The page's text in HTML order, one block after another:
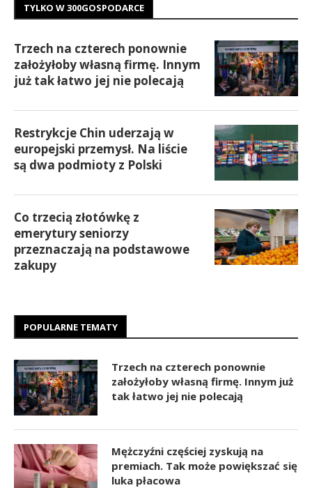
TYLKO W 300GOSPODARCE
Trzech na czterech ponownie
założyłoby własną firmę. Innym
już tak łatwo jej nie polecają
Restrykcje Chin uderzają w
europejski przemysł. Na liście
są dwa podmioty z Polski
Co trzecią złotówkę z
emerytury seniorzy
przeznaczają na podstawowe
zakupy
POPULARNE TEMATY
Trzech na czterech ponownie
założyłoby własną firmę. Innym już
tak łatwo jej nie polecają
Mężczyźni częściej zyskują na
premiach. Tak może powiększać się
luka płacowa